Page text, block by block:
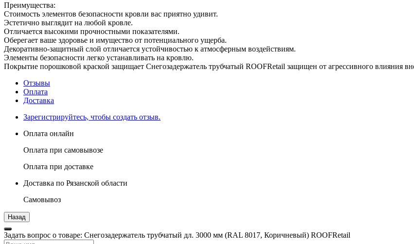
Преимущества:
Стоимость элементов безопасности кровли вас приятно удивит.
Эстетично выглядит на любой кровле.
Отличается высокими прочностными показателями.
Оберегает ваше здоровье и имущество от потенциального ущерба.
Декоративно-защитный слой отличается устойчивостью к атмосферным воздействиям.
Элементы безопасности легко устанавливать на кровлю.
Покрытие порошковой краской защищает Снегозадержатель трубчатый ROOFRetail защищен от агрессивного влияния
Отзывы
Оплата
Доставка
Зарегистрируйтесь, чтобы создать отзыв.
Оплата онлайн
Оплата при самовывозе
Оплата при доставке
Доставка по Рязанской области
Самовывоз
Задать вопрос о товаре: Снегозадержатель трубчатый дл. 3000 мм (RAL 8017, Коричневый) ROOFRetail